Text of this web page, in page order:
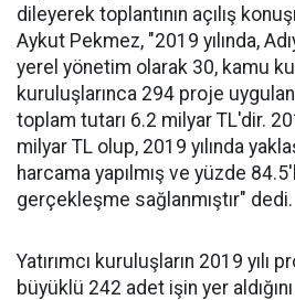
dileyerek toplantının açılış
Aykut Pekmez, "2019 yılında,
yerel yönetim olarak 30, kamu
kuruluşlarınca 294 proje
toplam tutarı 6.2 milyar TL'dir.
milyar TL olup, 2019 yılında
harcama yapılmış ve yüzde
gerçekleşme sağlanmıştır" dedi.
Yatırımcı kuruluşların 2019 yılı
büyüklü 242 adet işin yer